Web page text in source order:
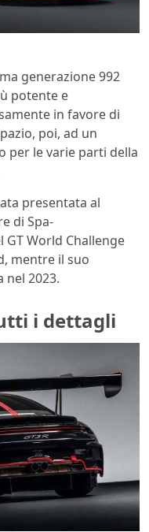
generazione 992
potente e
in favore di
poi, ad un
per le varie parti della
presentata al
di Spa-
World Challenge
mentre il suo
2023.
i dettagli